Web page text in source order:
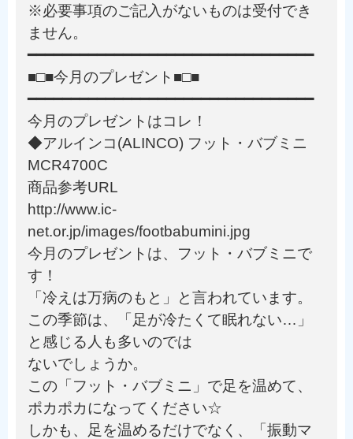
※必要事項のご記入がないものは受付でき
ません。
━━━━━━━━━━━━━━━━━━━━━━━━━━━━━━━━━
■□■今月のプレゼント■□■
━━━━━━━━━━━━━━━━━━━━━━━━━━━━━━━━━
今月のプレゼントはコレ！
◆アルインコ(ALINCO) フット・バブミニ
MCR4700C
商品参考URL
http://www.ic-
net.or.jp/images/footbabumini.jpg
今月のプレゼントは、フット・バブミニで
す！
「冷えは万病のもと」と言われています。
この季節は、「足が冷たくて眠れない…」
と感じる人も多いのでは
ないでしょうか。
この「フット・バブミニ」で足を温めて、
ポカポカになってください☆
しかも、足を温めるだけでなく、「振動マ